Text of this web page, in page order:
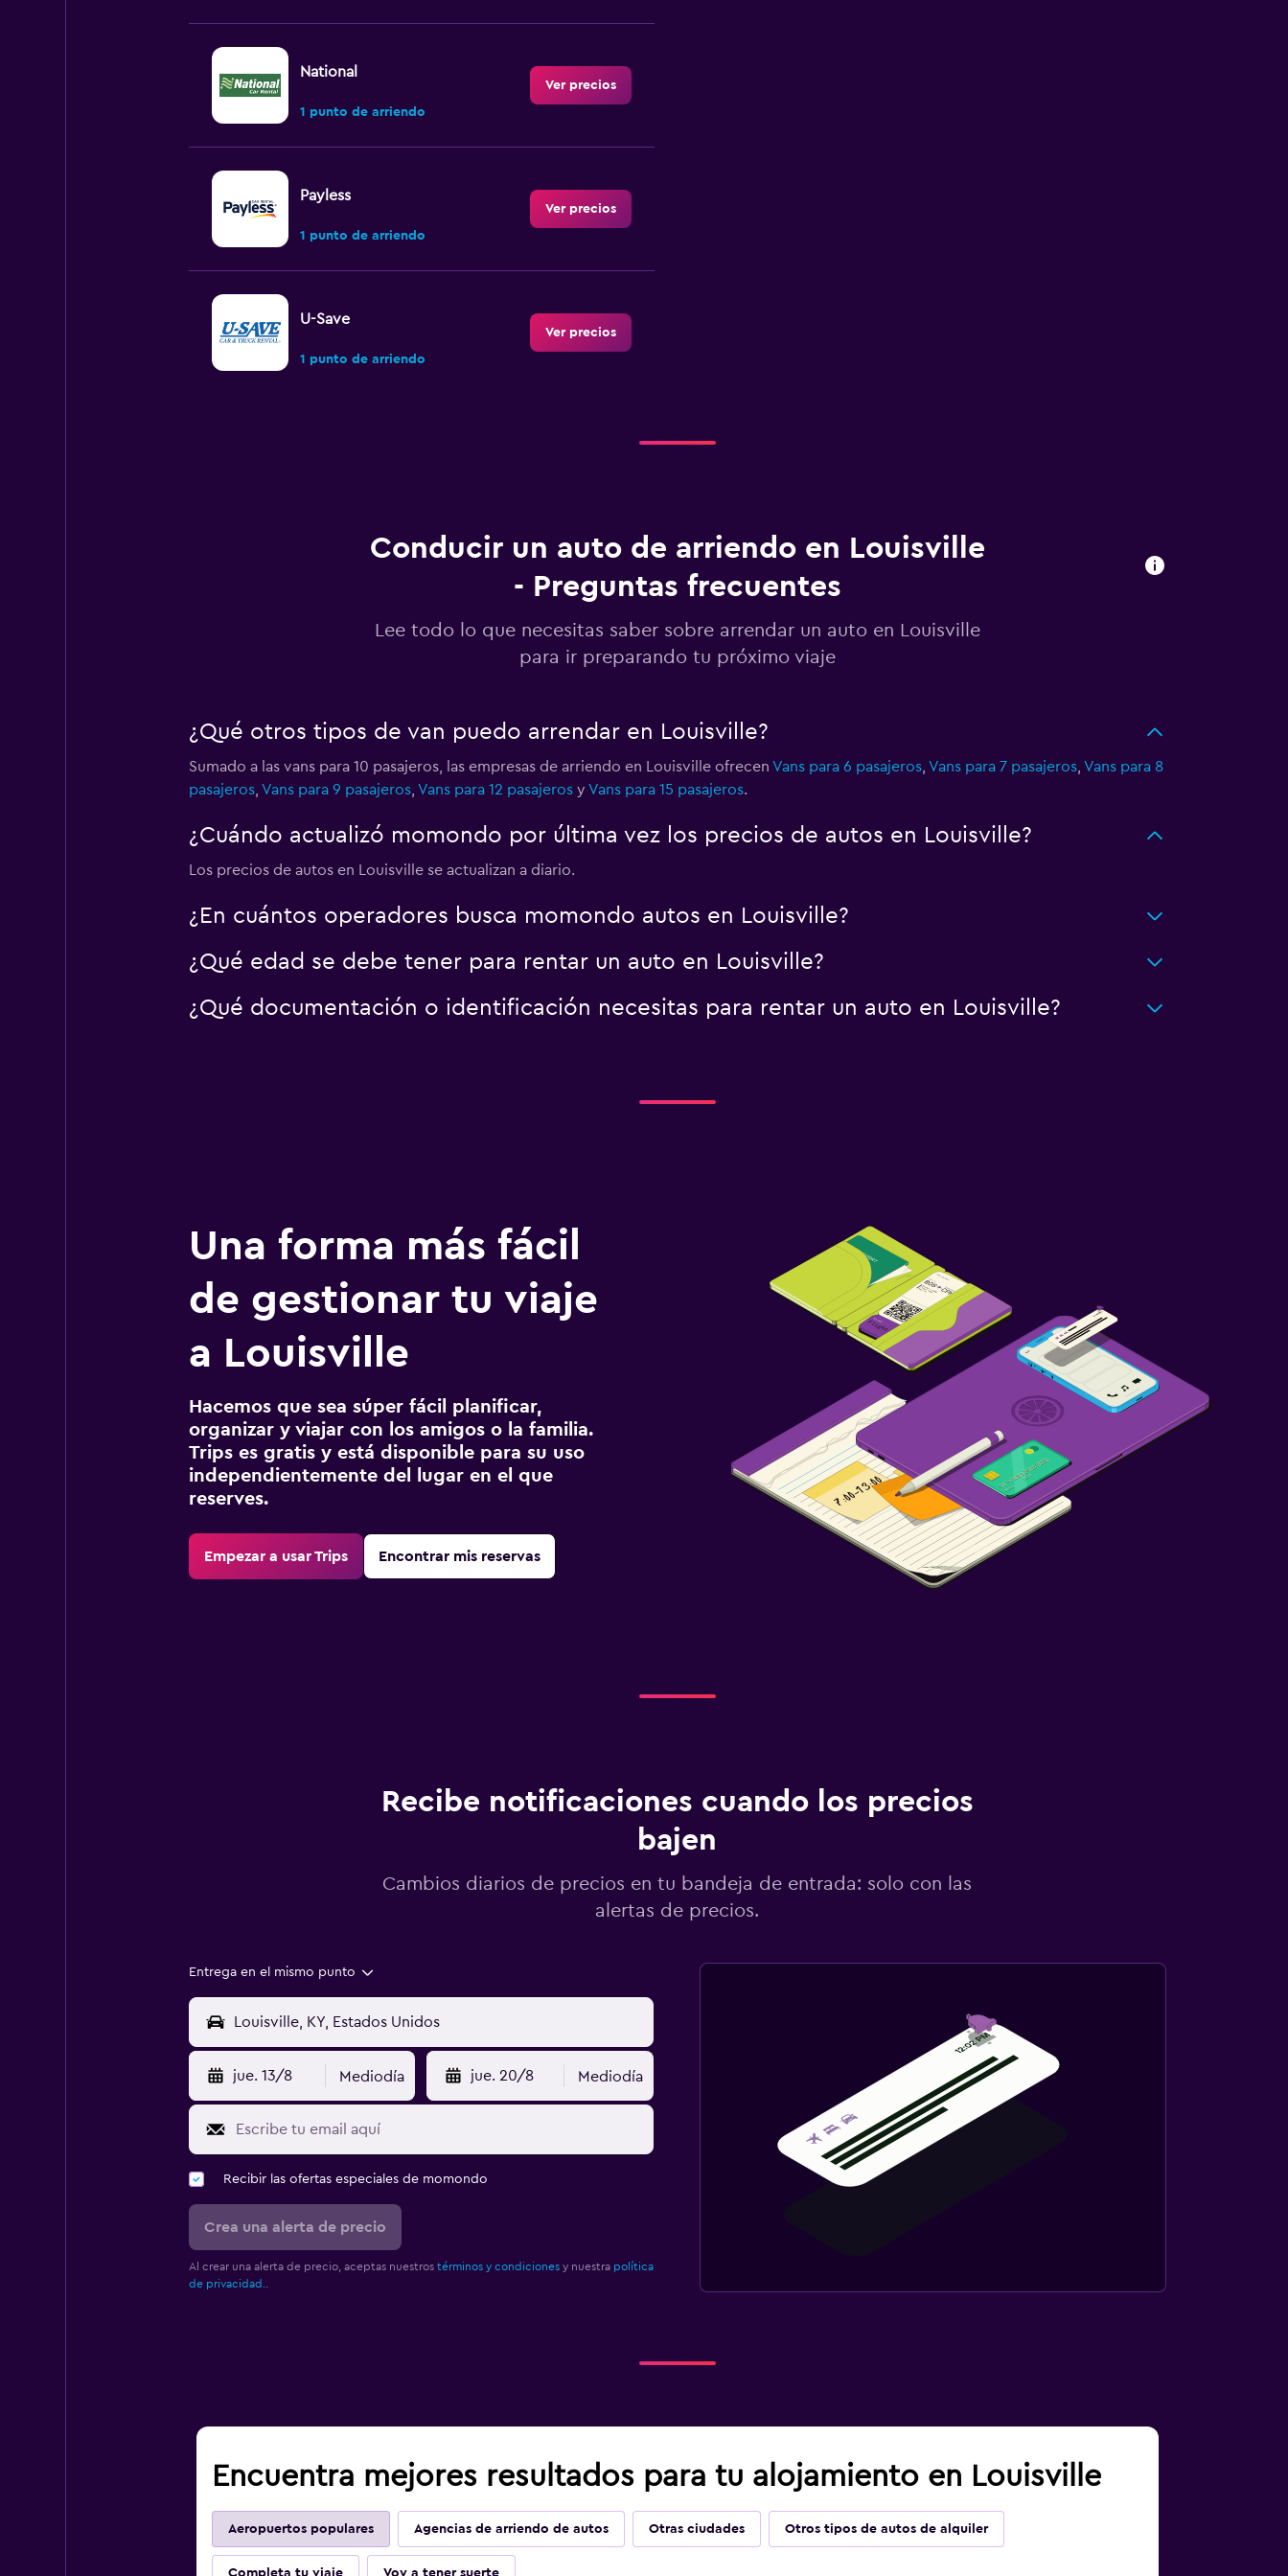
National
1 punto de arriendo
Ver precios
Payless
1 punto de arriendo
Ver precios
U-Save
1 punto de arriendo
Ver precios
Ver precios
2 puntos de arriendo
Ver precios
Conducir un auto de arriendo en Louisville
- Preguntas frecuentes
Lee todo lo que necesitas saber sobre arrendar un auto en Louisville
para ir preparando tu próximo viaje
¿Qué otros tipos de van puedo arrendar en Louisville?
Sumado a las vans para 10 pasajeros, las empresas de arriendo en Louisville ofrecen Vans para 6 pasajeros, Vans para 7 pasajeros, Vans para 8
pasajeros, Vans para 9 pasajeros, Vans para 12 pasajerosy Vans para 15 pasajeros.
¿Cuándo actualizó momondo por última vez los precios de autos en Louisville?
Los precios de autos en Louisville se actualizan a diario.
¿En cuántos operadores busca momondo autos en Louisville?
¿Qué edad se debe tener para rentar un auto en Louisville?
¿Qué documentación o identificación necesitas para rentar un auto en Louisville?
Una forma más fácil
de gestionar tu viaje
a Louisville
Hacemos que sea súper fácil planificar,
organizar y viajar con los amigos o la familia.
Trips es gratis y está disponible para su uso
independientemente del lugar en el que
reserves.
Empezar a usar Trips Encontrar mis reservas
Recibe notificaciones cuando los precios
bajen
Cambios diarios de precios en tu bandeja de entrada: solo con las
alertas de precios.
Entrega en el mismo punto
jue. 13/8 Mediodía jue. 20/8 Mediodía
Recibir las ofertas especiales de momondo
Crea una alerta de precio
Al crear una alerta de precio, aceptas nuestros términos y condicionesy nuestra política
de privacidad.
Encuentra mejores resultados para tu alojamiento en Louisville
Aeropuertos populares Agencias de arriendo de autos Otras ciudades Otros tipos de autos de alquiler
Completa tu viaje Voy a tener suerte